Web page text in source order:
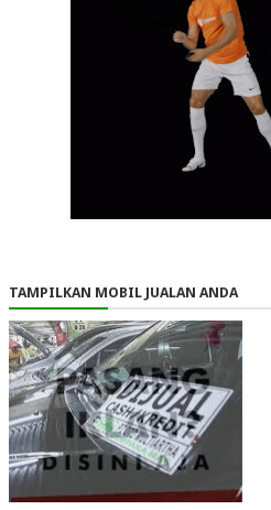
TAMPILKAN MOBIL JUALAN ANDA